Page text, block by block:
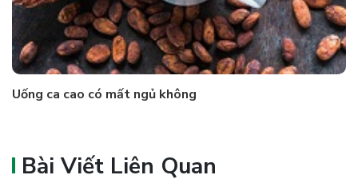
Uống ca cao có mất ngủ không
Bài Viết Liên Quan